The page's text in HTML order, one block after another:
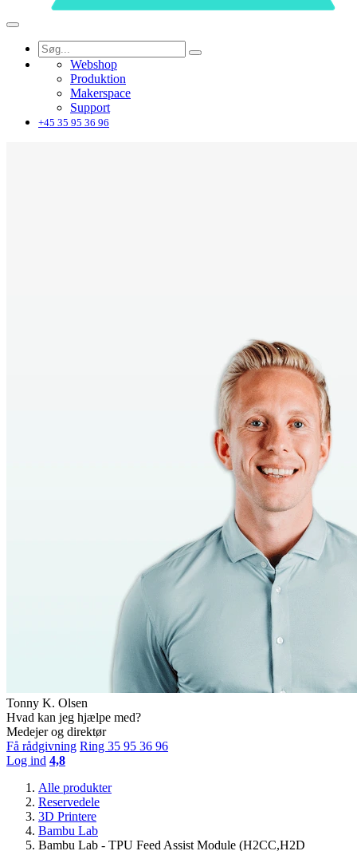
Webshop
Produktion
Makerspace
Support
+45 35 95 36 96
Tonny K. Olsen
Hvad kan jeg hjælpe med?
Medejer og direktør
Få rådgivning Ring 35 95 36 96
Log ind 4,8
Alle produkter
Reservedele
3D Printere
Bambu Lab
Bambu Lab - TPU Feed Assist Module (H2CC,H2D